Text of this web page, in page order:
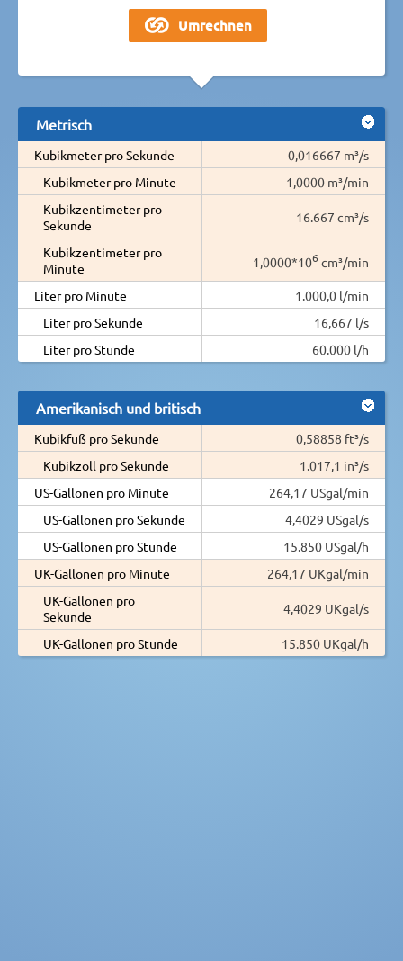
Metrisch
Kubikmeter pro Sekunde
0,016667 m³/s
Kubikmeter pro Minute
1,0000 m³/min
Kubikzentimeter pro
Sekunde
16.667 cm³/s
Kubikzentimeter pro
Minute
1,0000*106 cm³/min
Liter pro Minute
1.000,0 l/min
Liter pro Sekunde
16,667 l/s
Liter pro Stunde
60.000 l/h
Amerikanisch und britisch
Kubikfuß pro Sekunde
0,58858 ft³/s
Kubikzoll pro Sekunde
1.017,1 in³/s
US-Gallonen pro Minute
264,17 USgal/min
US-Gallonen pro Sekunde
4,4029 USgal/s
US-Gallonen pro Stunde
15.850 USgal/h
UK-Gallonen pro Minute
264,17 UKgal/min
UK-Gallonen pro
Sekunde
4,4029 UKgal/s
UK-Gallonen pro Stunde 15.850 UKgal/h